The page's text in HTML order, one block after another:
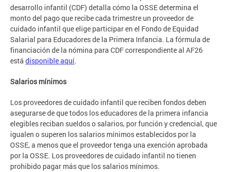
desarrollo infantil (CDF) detalla cómo la OSSE determina el
monto del pago que recibe cada trimestre un proveedor de
cuidado infantil que elige participar en el Fondo de Equidad
Salarial para Educadores de la Primera Infancia. La fórmula de
financiación de la nómina para CDF correspondiente al AF26
está disponible aquí.
Salarios mínimos
Los proveedores de cuidado infantil que reciben fondos deben
asegurarse de que todos los educadores de la primera infancia
elegibles reciban sueldos o salarios, por función y credencial, que
igualen o superen los salarios mínimos establecidos por la
OSSE, a menos que el proveedor tenga una exención aprobada
por la OSSE. Los proveedores de cuidado infantil no tienen
prohibido pagar más que los salarios mínimos.